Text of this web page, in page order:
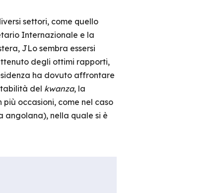
settori, come quello
Internazionale e la
JLo sembra essersi
degli ottimi rapporti,
ha dovuto affrontare
del kwanza, la
occasioni, come nel caso
angolana), nella quale si è